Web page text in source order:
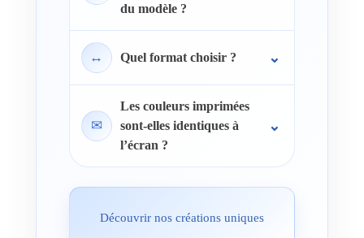
du modèle ?
↔ Quel format choisir ?
✉
Les couleurs imprimées
sont-elles identiques à
l’écran ?
Découvrir nos créations uniques